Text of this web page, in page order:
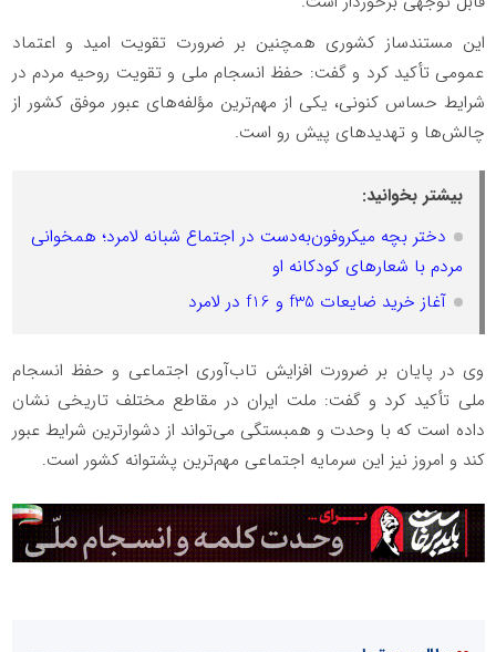
این مستندساز کشوری همچنین بر ضرورت تقویت امید و اعتماد
عمومی تأکید کرد و گفت: حفظ انسجام ملی و تقویت روحیه مردم در
شرایط حساس کنونی، یکی از مهم‌ترین مؤلفه‌های عبور موفق کشور از
چالش‌ها و تهدیدهای پیش رو است.
بیشتر بخوانید:
دختر بچه میکروفون‌به‌دست در اجتماع شبانه لامرد؛ همخوانی
مردم با شعارهای کودکانه او
آغاز خرید ضایعات f35 و f16 در لامرد
وی در پایان بر ضرورت افزایش تاب‌آوری اجتماعی و حفظ انسجام
ملی تأکید کرد و گفت: ملت ایران در مقاطع مختلف تاریخی نشان
داده است که با وحدت و همبستگی می‌تواند از دشوارترین شرایط عبور
کند و امروز نیز این سرمایه اجتماعی مهم‌ترین پشتوانه کشور است.